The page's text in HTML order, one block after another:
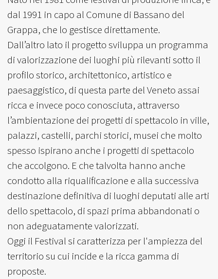
dal 1991 in capo al Comune di Bassano del
Grappa, che lo gestisce direttamente.
Dall’altro lato il progetto sviluppa un programma
di valorizzazione dei luoghi più rilevanti sotto il
profilo storico, architettonico, artistico e
paesaggistico, di questa parte del Veneto assai
ricca e invece poco conosciuta, attraverso
l’ambientazione dei progetti di spettacolo in ville,
palazzi, castelli, parchi storici, musei che molto
spesso ispirano anche i progetti di spettacolo
che accolgono. E che talvolta hanno anche
condotto alla riqualificazione e alla successiva
destinazione definitiva di luoghi deputati alle arti
dello spettacolo, di spazi prima abbandonati o
non adeguatamente valorizzati.
Oggi il Festival si caratterizza per l'ampiezza del
territorio su cui incide e la ricca gamma di
proposte.